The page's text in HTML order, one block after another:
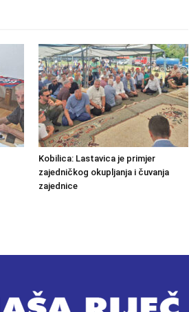
Kobilica: Lastavica je primjer
zajedničkog okupljanja i čuvanja
zajednice